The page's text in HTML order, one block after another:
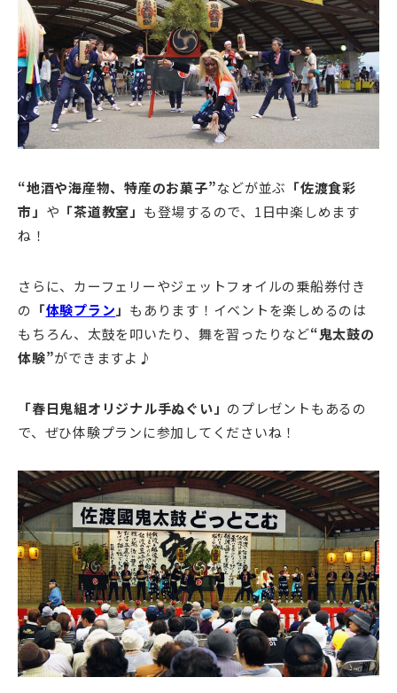
“地酒や海産物、特産のお菓子”などが並ぶ 「佐渡食彩
市」 や 「茶道教室」 も登場するので、1日中楽しめます
ね！
さらに、カーフェリーやジェットフォイルの乗船券付き
の 「体験プラン 」 もあります！イベントを楽しめるのは
もちろん、太鼓を叩いたり、舞を習ったりなど“鬼太鼓の
体験”ができますよ♪
「春日鬼組オリジナル手ぬぐい」 のプレゼントもあるの
で、ぜひ体験プランに参加してくださいね！